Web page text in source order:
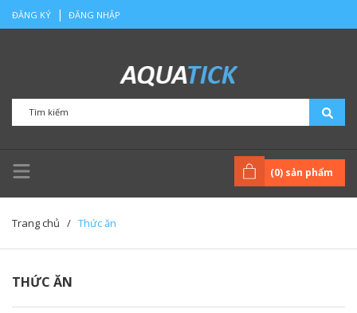
ĐĂNG KÝ | ĐĂNG NHẬP
(0) sản phẩm
Trang chủ / Thức ăn
THỨC ĂN